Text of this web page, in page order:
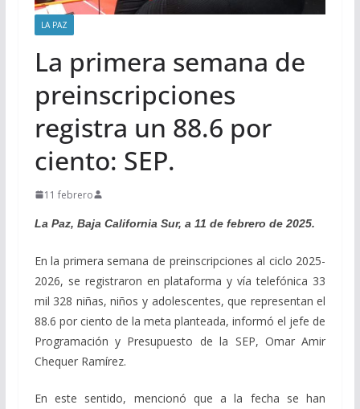
LA PAZ
La primera semana de
preinscripciones
registra un 88.6 por
ciento: SEP.
11 febrero
La Paz, Baja California Sur, a 11 de febrero de 2025.
En la primera semana de preinscripciones al ciclo 2025-
2026, se registraron en plataforma y vía telefónica 33
mil 328 niñas, niños y adolescentes, que representan el
88.6 por ciento de la meta planteada, informó el jefe de
Programación y Presupuesto de la SEP, Omar Amir
Chequer Ramírez.
En este sentido, mencionó que a la fecha se han